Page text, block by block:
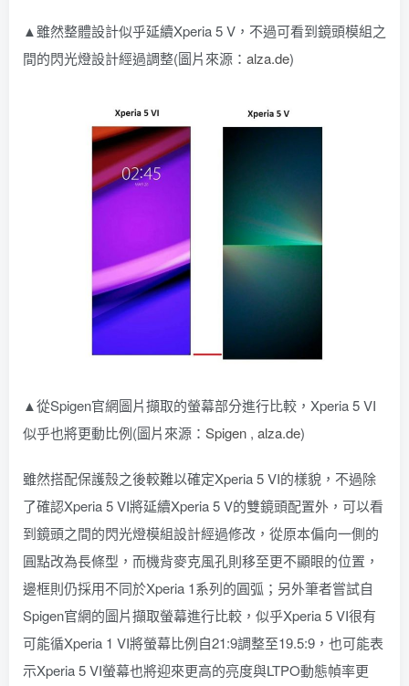
▲雖然整體設計似乎延續Xperia 5 V，不過可看到鏡頭模組之
間的閃光燈設計經過調整(圖片來源： alza.de)
▲從Spigen官網圖片擷取的螢幕部分進行比較，Xperia 5 VI
似乎也將更動比例(圖片來源： Spigen , alza.de)
雖然搭配保護殼之後較難以確定Xperia 5 VI的樣貌，不過除
了確認Xperia 5 VI將延續Xperia 5 V的雙鏡頭配置外，可以看
到鏡頭之間的閃光燈模組設計經過修改，從原本偏向一側的
圓點改為長條型，而機背麥克風孔則移至更不顯眼的位置，
邊框則仍採用不同於Xperia 1系列的圓弧；另外筆者嘗試自
Spigen官網的圖片擷取螢幕進行比較，似乎Xperia 5 VI很有
可能循Xperia 1 VI將螢幕比例自21:9調整至19.5:9，也可能表
示Xperia 5 VI螢幕也將迎來更高的亮度與LTPO動態幀率更